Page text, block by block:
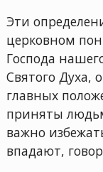
Эти
церковном
Господа
Святого Духа,
главных
приняты
важно
впадают,